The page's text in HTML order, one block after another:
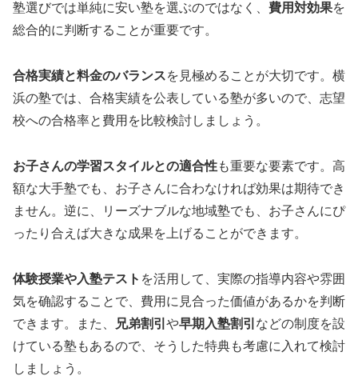
塾選びでは単純に安い塾を選ぶのではなく、 費用対効果を
総合的に判断することが重要です。
合格実績と料金のバランスを見極めることが大切です。横
浜の塾では、合格実績を公表している塾が多いので、志望
校への合格率と費用を比較検討しましょう。
お子さんの学習スタイルとの適合性も重要な要素です。高
額な大手塾でも、お子さんに合わなければ効果は期待でき
ません。逆に、リーズナブルな地域塾でも、お子さんにぴ
ったり合えば大きな成果を上げることができます。
体験授業や入塾テスト を活用して、実際の指導内容や雰囲
気を确認することで、費用に見合った価値があるかを判断
できます。また、
兄弟割引 や早期入塾割引 などの制度を設
けている塾もあるので、そうした特典も考慮に入れて検討
しましょう。